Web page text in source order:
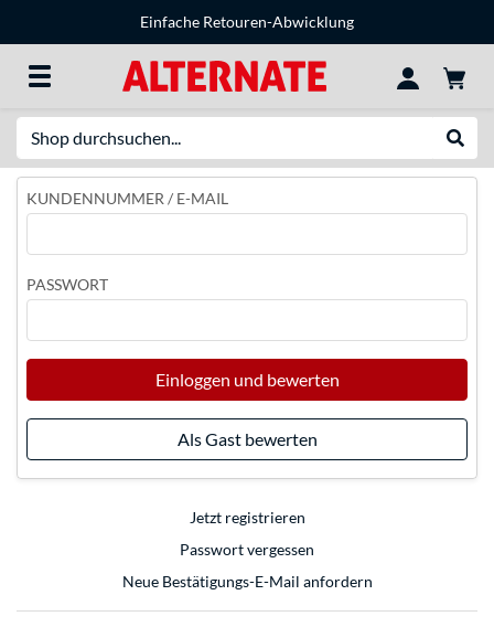
Einfache Retouren-Abwicklung
KUNDENNUMMER / E-MAIL
PASSWORT
Einloggen und bewerten
Als Gast bewerten
Jetzt registrieren
Passwort vergessen
Neue Bestätigungs-E-Mail anfordern